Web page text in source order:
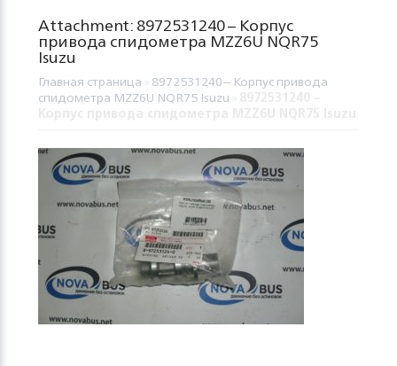
Attachment: 8972531240 – Корпус
привода спидометра MZZ6U NQR75
Isuzu
Главная страница 8972531240 – Корпус привода
спидометра MZZ6U NQR75 Isuzu